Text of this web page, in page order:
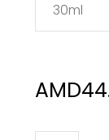
30ml
AMD